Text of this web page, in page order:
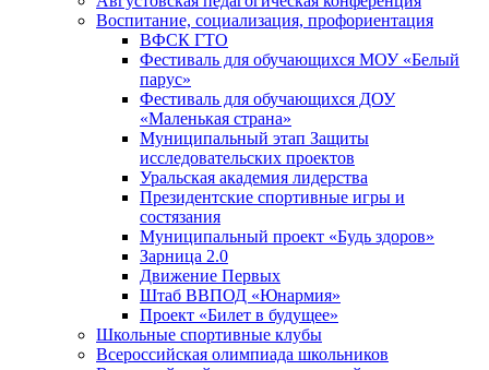
Воспитание, социализация, профориентация
ВФСК ГТО
Фестиваль для обучающихся МОУ «Белый
парус»
Фестиваль для обучающихся ДОУ
«Маленькая страна»
Муниципальный этап Защиты
исследовательских проектов
Уральская академия лидерства
Президентские спортивные игры и
состязания
Муниципальный проект «Будь здоров»
Зарница 2.0
Движение Первых
Штаб ВВПОД «Юнармия»
Проект «Билет в будущее»
Школьные спортивные клубы
Всероссийская олимпиада школьников